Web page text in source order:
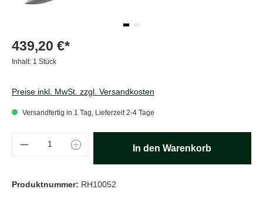
439,20 €*
Inhalt: 1 Stück
Preise inkl. MwSt. zzgl. Versandkosten
Versandfertig in 1 Tag, Lieferzeit 2-4 Tage
Produkt Anzahl: Gib den gewünschten
In den Warenkorb
Produktnummer: RH10052